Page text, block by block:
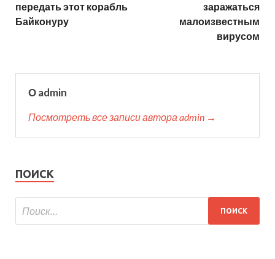
передать этот корабль
Байконуру
заражаться
малоизвестным
вирусом
О admin
Посмотреть все записи автора admin →
ПОИСК